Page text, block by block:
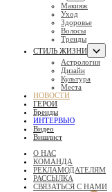
Макияж
Уход
Здоровье
Волосы
Тренды
СТИЛЬ ЖИЗНИ
Астрология
Дизайн
Культура
Места
НОВОСТИ
ГЕРОИ
Бренды
ИНТЕРВЬЮ
Видео
Вишлист
О НАС
КОМАНДА
РЕКЛАМОДАТЕЛЯМ
РАССЫЛКА
СВЯЗАТЬСЯ С НАМИ